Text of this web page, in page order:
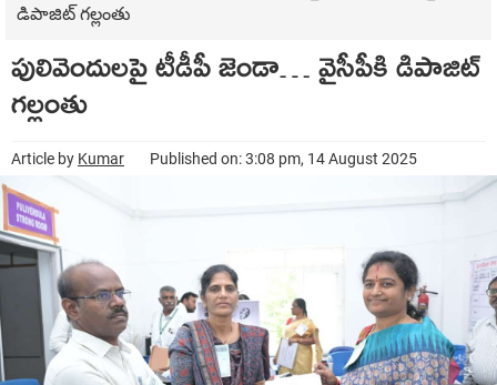
డిపాజిట్ గల్లంతు
పులివెందులపై టీడీపీ జెండా… వైసీపీకి డిపాజిట్
గల్లంతు
Article by Kumar Published on: 3:08 pm, 14 August 2025